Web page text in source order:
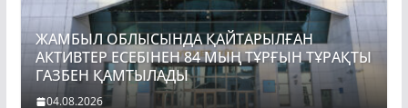
ЖАМБЫЛ ОБЛЫСЫНДА ҚАЙТАРЫЛҒАН
АКТИВТЕР ЕСЕБІНЕН 84 МЫҢ ТҰРҒЫН ТҰРАҚТЫ
ГАЗБЕН ҚАМТЫЛАДЫ
04.08.2026